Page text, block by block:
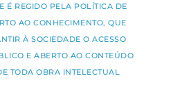
É REGIDO PELA POLÍTICA DE
AO CONHECIMENTO, QUE
À SOCIEDADE O ACESSO
E ABERTO AO CONTEÚDO
TODA OBRA INTELECTUAL